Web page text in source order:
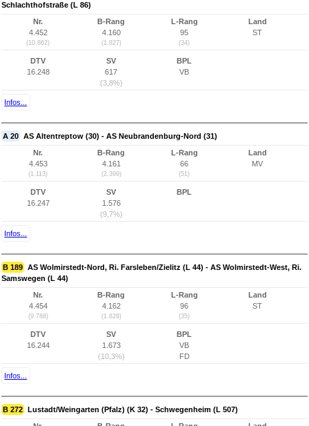
Schlachthofstraße (L 86)
Nr.
4.452
(10.862)
B-Rang
4.160
(1.827)
L-Rang
95
(34)
Land
ST
DTV
16.248
SV
617
(3,8%)
BPL
VB
Infos...
A 20 AS Altentreptow (30) - AS Neubrandenburg-Nord (31)
Nr.
4.453
(1.113)
B-Rang
4.161
(2.399)
L-Rang
66
(51)
Land
MV
DTV
16.247
SV
1.576
(9,7%)
BPL
Infos...
B 189 AS Wolmirstedt-Nord, Ri. Farsleben/Zielitz (L 44) - AS Wolmirstedt-West, Ri.
Samswegen (L 44)
Nr.
4.454
(9.788)
B-Rang
4.162
(1.828)
L-Rang
96
(35)
Land
ST
DTV
16.244
SV
1.673
(10,3%)
BPL
VB
FD
Infos...
B 272 Lustadt/Weingarten (Pfalz) (K 32) - Schwegenheim (L 507)